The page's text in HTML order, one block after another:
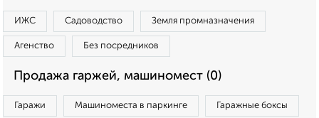
ИЖС Садоводство Земля промназначения
Агенство Без посредников
Продажа гаржей, машиномест (0)
Гаражи Машиноместа в паркинге Гаражные боксы